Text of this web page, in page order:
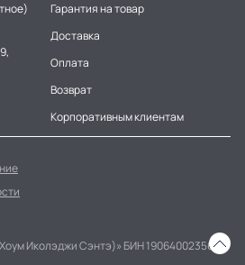
Гарантия на товар
Доставка
Оплата
Возврат
Корпоративным клиентам
Иколэджи Сэнтэ)» БИН 190640023562